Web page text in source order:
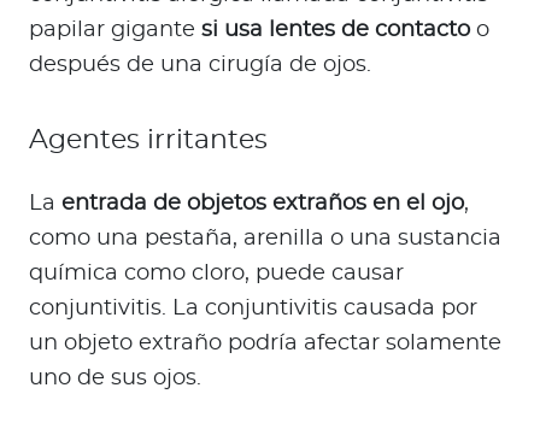
papilar gigante si usa lentes de contacto o
después de una cirugía de ojos.
Agentes irritantes
La entrada de objetos extraños en el ojo,
como una pestaña, arenilla o una sustancia
química como cloro, puede causar
conjuntivitis. La conjuntivitis causada por
un objeto extraño podría afectar solamente
uno de sus ojos.